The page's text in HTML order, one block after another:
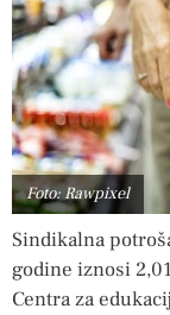
Foto: Rawpixel
Sindikalna
godine iznosi
Centra za